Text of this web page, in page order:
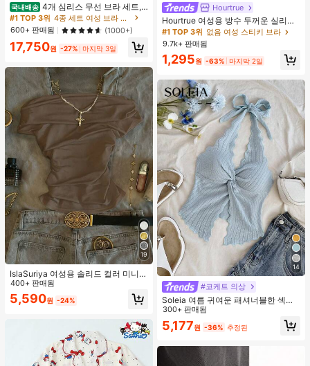
국내배송 4개 심리스 무선 브라 세트,
작은 가슴 보정, 초박형 통기성 아이스
실크 섹시 편안한 백리스 란제리 브라,
조절 가능
#1 TOP 3위
4종 세트 여성 브라 & 브랄렛
600+ 판매됨
(1000+)
17,750원 -27% 마지막 3일
19
IslaSuriya 여성용 솔리드 컬러 미니멀
리스트 오프숄더 티셔츠, 캐주얼 일상
복
400+ 판매됨
5,590원 -24%
Hourtrue
Hourtrue 여성용 방수 두꺼운 실리콘
가슴 페탈, 작은 가슴 리프트업 & 푸시
인용, 웨딩 촬영 및 들러리용
#1 TOP 3위 없음 여성 스티키 브라
9.7k+ 판매됨
1,295원 -63% 마지막 2일
14
#코케트 의상
Soleia 여름 귀여운 패셔너블한 섹시
한 홀터 타이 트위스트 오픈 백 탑
300+ 판매됨
5,177원 -36% 추정된